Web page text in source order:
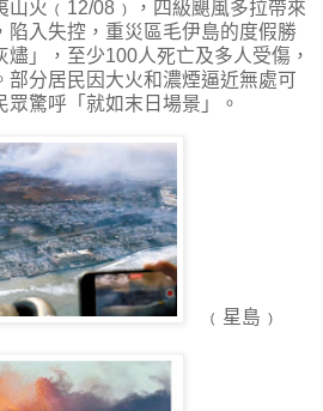
山火﹙12/08﹚，四級颶風多拉帶來
陷入失控，重災區毛伊島的度假勝
」，至少100人死亡及多人受傷，
部分居民因大火和濃煙逼近無處可
驚呼「就如末日場景」。
﹙星島﹚